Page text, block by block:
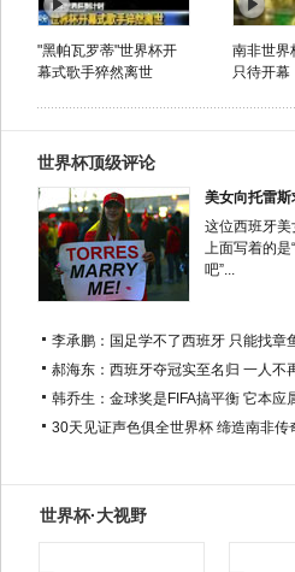
"黑帕瓦罗蒂"世界杯开
幕式歌手猝然离世
南非世界
只待开幕
世界杯顶级评论
美女向托雷斯
这位西班牙
上面写着的是
吧”...
李承鹏：国足学不了西班牙 只能找章
郝海东：西班牙夺冠实至名归 一人不
韩乔生：金球奖是FIFA搞平衡 它本应
30天见证声色俱全世界杯 缔造南非传
世界杯·大视野